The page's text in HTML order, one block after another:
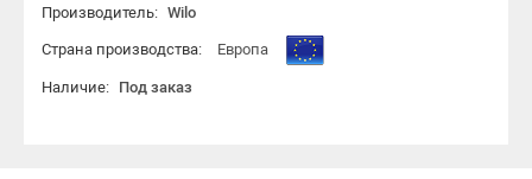
Производитель: Wilo
Страна производства: Европа
Наличие: Под заказ